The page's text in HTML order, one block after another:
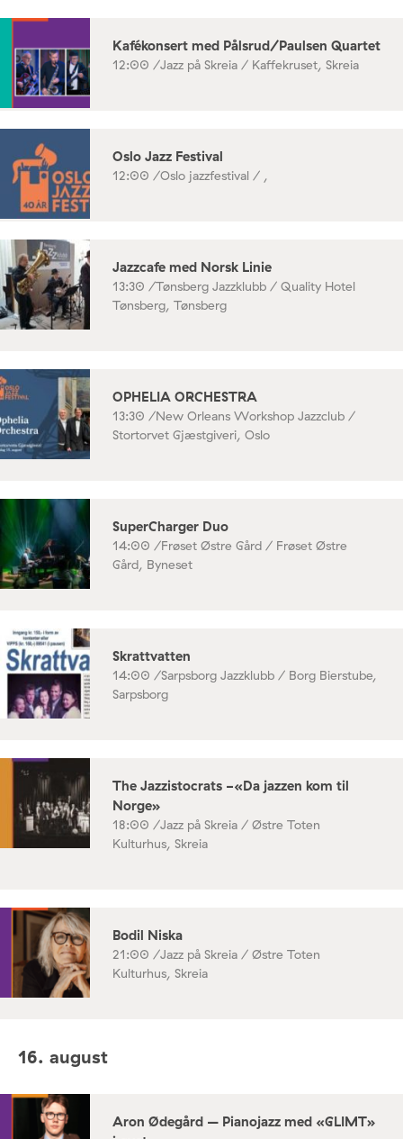
Kafékonsert med Pålsrud/Paulsen Quartet
12:00 /Jazz på Skreia / Kaffekruset, Skreia
Oslo Jazz Festival
12:00 /Oslo jazzfestival / ,
Jazzcafe med Norsk Linie
13:30 /Tønsberg Jazzklubb / Quality Hotel
Tønsberg, Tønsberg
OPHELIA ORCHESTRA
13:30 /New Orleans Workshop Jazzclub /
Stortorvet Gjæstgiveri, Oslo
SuperCharger Duo
14:00 /Frøset Østre Gård / Frøset Østre
Gård, Byneset
Skrattvatten
14:00 /Sarpsborg Jazzklubb / Borg Bierstube,
Sarpsborg
The Jazzistocrats -«Da jazzen kom til
Norge»
18:00 /Jazz på Skreia / Østre Toten
Kulturhus, Skreia
Bodil Niska
21:00 /Jazz på Skreia / Østre Toten
Kulturhus, Skreia
16. august
Aron Ødegård – Pianojazz med «GLIMT»